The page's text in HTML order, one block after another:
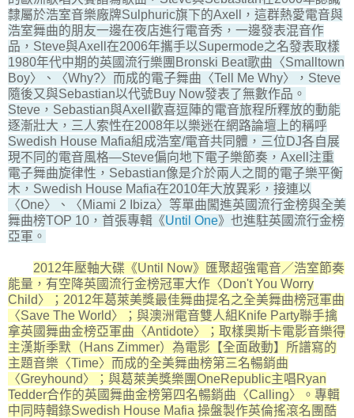
隸屬於浩室音樂廠牌Sulphuric旗下的Axell，這群熱愛電音與
浩室舞曲的朋友一邊在夜店進行電音秀，一邊發表混音作
品，Steve與Axell在2006年攜手以Supermode之名發表取樣
1980年代中期的英國流行樂團Bronski Beat歌曲〈Smalltown
Boy〉、〈Why?〉而成的電子舞曲〈Tell Me Why〉，Steve
隨後又與Sebastian以代號Buy Now發表了無數作品。
Steve，Sebastian與Axell歡喜逗陣的電音旅程所釋放的動能
逐漸壯大，三人索性在2008年以樂迷在網路論壇上的稱呼
Swedish House Mafia組成浩室/電音共同體，三位DJ各自展
現不同的電音風格—Steve偏向地下電子樂節奏，Axell注重
電子舞曲旋律性，Sebastian像是介於兩人之間的電子樂平衡
木，Swedish House Mafia在2010年大放異彩，接連以
〈One〉、〈Miami 2 Ibiza〉等單曲闖進英國流行金榜與全美
舞曲榜TOP 10，首張專輯《Until One》也進駐英國流行金榜
亞軍。
2012年壓軸大碟《Until Now》匯聚超強電音／浩室節奏
能量，有空降英國流行金榜冠軍大作〈Don't You Worry
Child〉；2012年葛萊美獎最佳舞曲提名之全美舞曲榜冠軍曲
〈Save The World〉；與澳洲電音雙人組Knife Party聯手擒
拿英國舞曲金榜亞軍曲〈Antidote〉；取樣奧斯卡電影音樂得
主漢斯季默（Hans Zimmer）為電影【全面啟動】所譜寫的
主題音樂〈Time〉而成的全美舞曲榜第三名暢銷曲
〈Greyhound〉；與葛萊美獎樂團OneRepublic主唱Ryan
Tedder合作的英國舞曲金榜第四名暢銷曲〈Calling〉。專輯
中同時輯錄Swedish House Mafia 操盤製作英倫搖滾名團酷